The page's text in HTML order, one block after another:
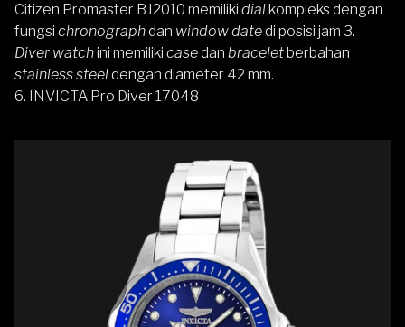
Citizen Promaster BJ2010 memiliki dialkompleks dengan
fungsi chronographdan window datedi posisi jam 3.
Diver watchini memiliki casedan braceletberbahan
stainless steeldengan diameter 42 mm.
6. INVICTA Pro Diver 17048